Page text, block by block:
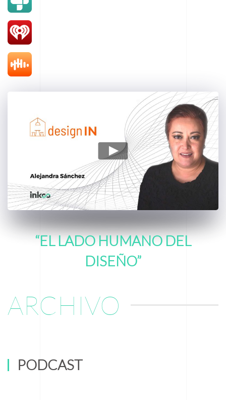
“EL LADO HUMANODEL
DISEÑO”
ARCHIVO
PODCAST